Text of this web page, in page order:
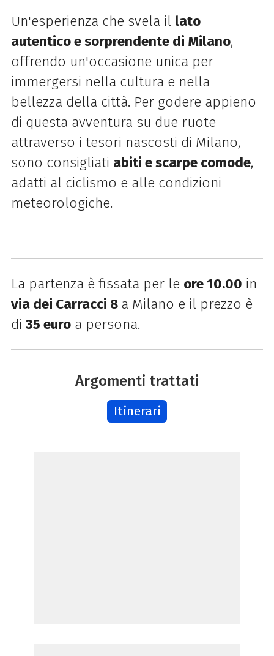
Un'esperienza che svela il lato
autentico e sorprendente di Milano,
offrendo un'occasione unica per
immergersi nella cultura e nella
bellezza della città. Per godere appieno
di questa avventura su due ruote
attraverso i tesori nascosti di Milano,
sono consigliati abiti e scarpe comode,
adatti al ciclismo e alle condizioni
meteorologiche.
La partenza è fissata per le ore 10.00 in
via dei Carracci 8 a Milano e il prezzo è
di 35 euroa persona.
Argomenti trattati
Itinerari